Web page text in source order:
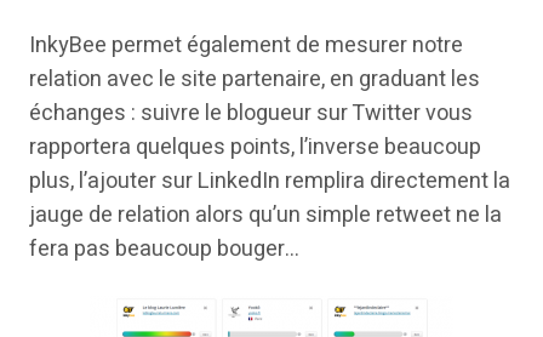
InkyBee permet également de mesurer notre
relation avec le site partenaire, en graduant les
échanges : suivre le blogueur sur Twitter vous
rapportera quelques points, l’inverse beaucoup
plus, l’ajouter sur LinkedIn remplira directement la
jauge de relation alors qu’un simple retweet ne la
fera pas beaucoup bouger…